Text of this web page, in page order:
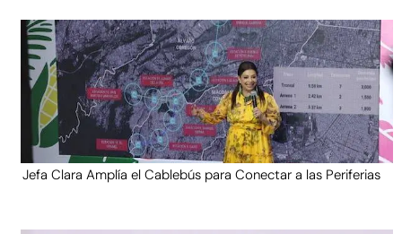
Jefa Clara Amplía el Cablebús para Conectar a las Periferias